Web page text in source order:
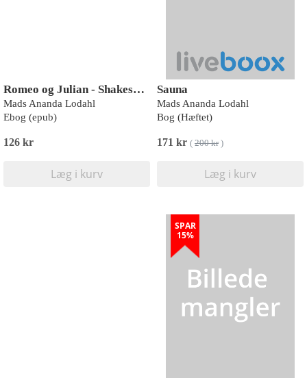
Romeo og Julian - Shakespeare genfortalt
Mads Ananda Lodahl
Ebog (epub)
126 kr
Læg i kurv
Sauna
Mads Ananda Lodahl
Bog (Hæftet)
171 kr ( 200 kr)
Læg i kurv
SPAR
15%